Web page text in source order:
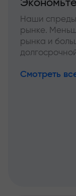
Наши
рынке.
рынка и
Смотреть